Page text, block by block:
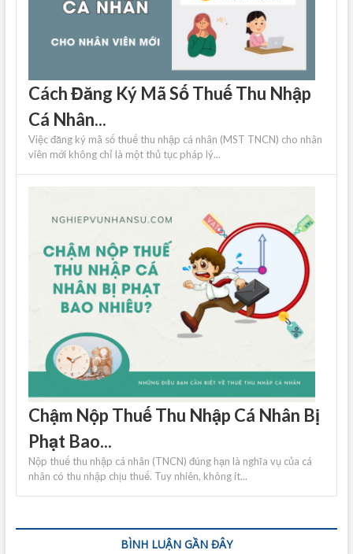
Cách Đăng Ký Mã Số Thuế Thu Nhập
Cá Nhân...
Việc đăng ký mã số thuế thu nhập cá nhân (MST TNCN) cho nhân
viên mới không chỉ là một thủ tục pháp lý...
Chậm Nộp Thuế Thu Nhập Cá Nhân Bị
Phạt Bao...
Nộp thuế thu nhập cá nhân (TNCN) đúng hạn là nghĩa vụ của cá
nhân có thu nhập chịu thuế. Tuy nhiên, không ít...
BÌNH LUẬN GẦN ĐÂY